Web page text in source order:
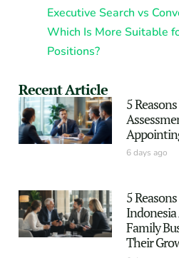
Executive Search vs
Which Is More Suitable
Positions?
Recent Article
5
6 days ago
5
Family
Their